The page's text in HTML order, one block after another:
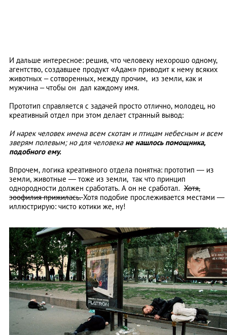
И дальше интересное: решив, что человеку нехорошо одному,
агентство, создавшее продукт «Адам» приводит к нему всяких
животных – сотворенных, между прочим, из земли, как и
мужчина – чтобы он дал каждому имя.
Прототип справляется с задачей просто отлично, молодец, но
креативный отдел при этом делает странный вывод:
И нарек человек имена всем скотам и птицам небесным и всем
зверям полевым; но для человека не нашлось помощника,
подобного ему.
Впрочем, логика креативного отдела понятна: прототип — из
земли, животные — тоже из земли, так что принцип
однородности должен сработать. А он не сработал. Хотя,
зоофилия прижилась.Хотя подобие прослеживается местами —
иллюстрирую: чисто котики же, ну!